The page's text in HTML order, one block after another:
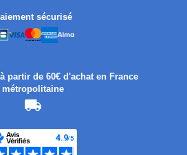
sécurisé
partir de 60€ d'achat en France
métropolitaine